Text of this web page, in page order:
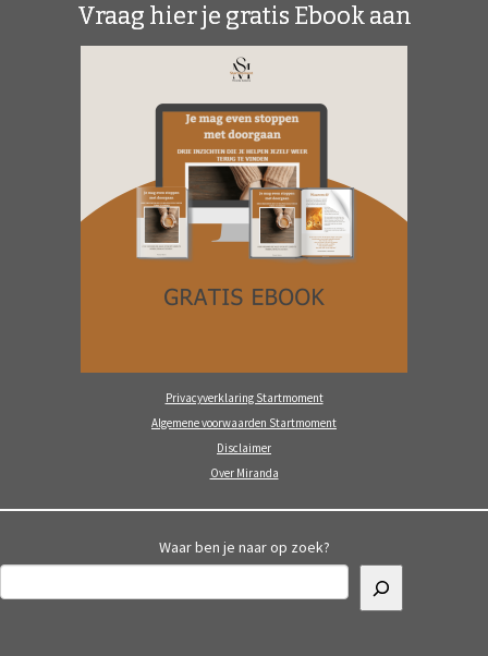
Vraag hier je gratis Ebook aan
Privacyverklaring Startmoment
Algemene voorwaarden Startmoment
Disclaimer
Over Miranda
Waar ben je naar op zoek?